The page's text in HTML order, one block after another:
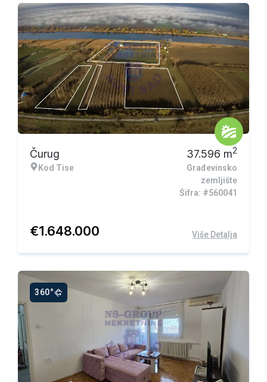
Ekskluzivna ponuda
Čurug
Kod Tise
37.596 m2
Građevinsko
zemljište
Šifra: #560041
€1.648.000 Više Detalja
360°